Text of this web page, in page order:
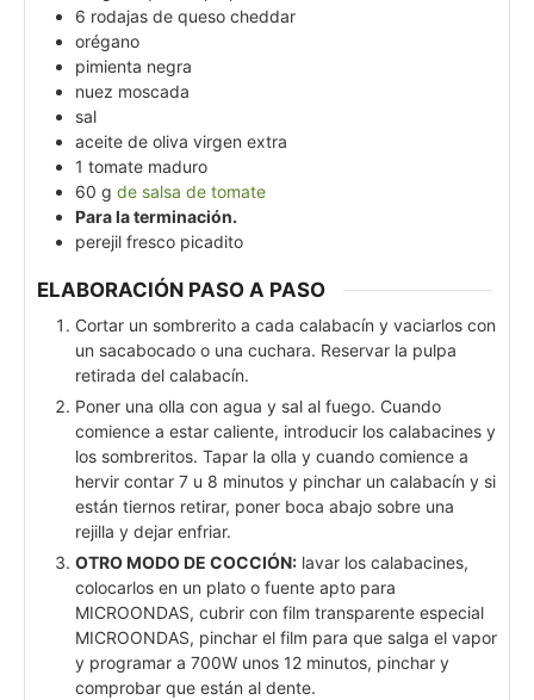
6 rodajas de queso cheddar
orégano
pimienta negra
nuez moscada
sal
aceite de oliva virgen extra
1 tomate maduro
60 g de salsa de tomate
Para la terminación.
perejil fresco picadito
ELABORACIÓN PASO A PASO
Cortar un sombrerito a cada calabacín y vaciarlos con
un sacabocado o una cuchara. Reservar la pulpa
retirada del calabacín.
Poner una olla con agua y sal al fuego. Cuando
comience a estar caliente, introducir los calabacines y
los sombreritos. Tapar la olla y cuando comience a
hervir contar 7 u 8 minutos y pinchar un calabacín y si
están tiernos retirar, poner boca abajo sobre una
rejilla y dejar enfriar.
OTRO MODO DE COCCIÓN: lavar los calabacines,
colocarlos en un plato o fuente apto para
MICROONDAS, cubrir con film transparente especial
MICROONDAS, pinchar el film para que salga el vapor
y programar a 700W unos 12 minutos, pinchar y
comprobar que están al dente.